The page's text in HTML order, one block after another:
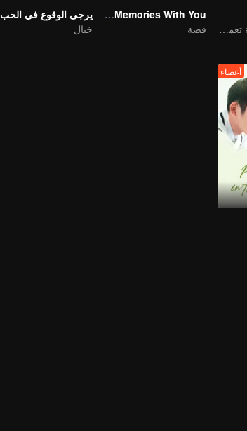
فتاة قوية متعجرفة تعمل كمديرة تقع في الحب
My Memories With You
قصة
يرجى الوقوع في الحب
خيال
أعضاء